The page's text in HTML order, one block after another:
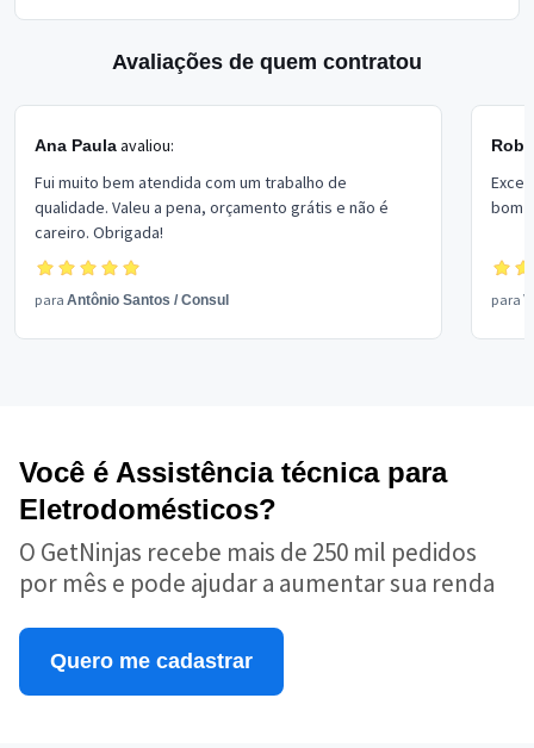
Avaliações de quem contratou
Ana Paulaavaliou:
Fui muito bem atendida com um trabalho de
qualidade. Valeu a pena, orçamento grátis e não é
careiro. Obrigada!
para Antônio Santos / Consul
bom
para
Você é Assistência técnica para
Eletrodomésticos?
O GetNinjas recebe mais de 250 mil pedidos
por mês e pode ajudar a aumentar sua renda
Quero me cadastrar